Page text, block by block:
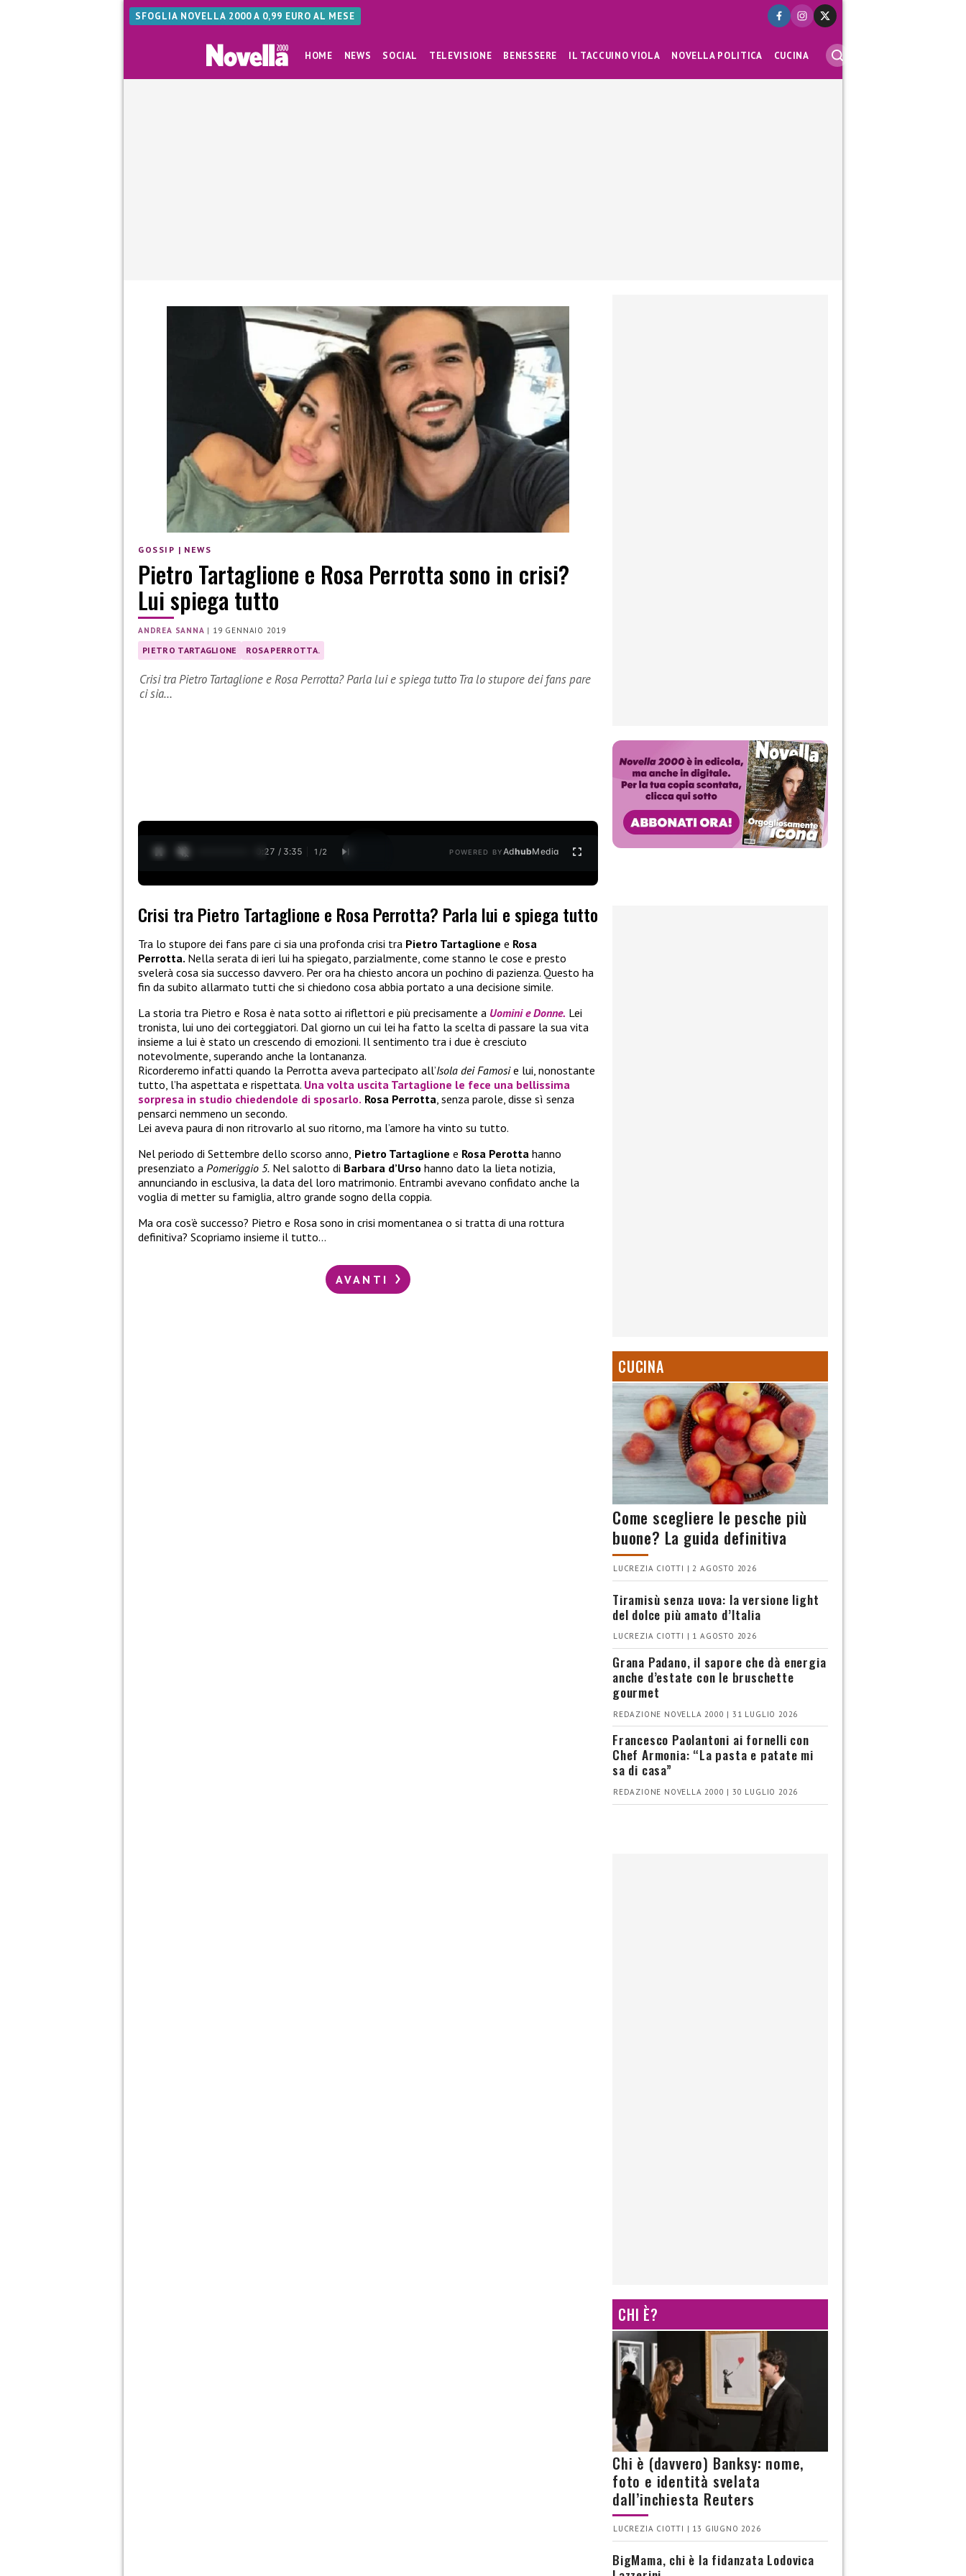
SFOGLIA NOVELLA 2000 A 0,99 EURO AL MESE
HOME NEWS SOCIAL TELEVISIONE BENESSERE IL TACCUINO VIOLA NOVELLA POLITICA CUCINA
GOSSIP | NEWS
Pietro Tartaglione e Rosa Perrotta sono in crisi?
Lui spiega tutto
ANDREA SANNA | 19 GENNAIO 2019
PIETRO TARTAGLIONE ROSA PERROTTA.
Crisi tra Pietro Tartaglione e Rosa Perrotta? Parla lui e spiega tutto Tra lo stupore dei fans pare
ci sia…
0:27 / 3:35 1 /2 POWERED BYAdhubMedia
Crisi tra Pietro Tartaglione e Rosa Perrotta? Parla lui e spiega tutto
Tra lo stupore dei fans pare ci sia una profonda crisi tra Pietro Tartaglione e Rosa
Perrotta. Nella serata di ieri lui ha spiegato, parzialmente, come stanno le cose e presto
svelerà cosa sia successo davvero. Per ora ha chiesto ancora un pochino di pazienza. Questo ha
fin da subito allarmato tutti che si chiedono cosa abbia portato a una decisione simile.
La storia tra Pietro e Rosa è nata sotto ai riflettori e più precisamente a Uomini e Donne. Lei
tronista, lui uno dei corteggiatori. Dal giorno un cui lei ha fatto la scelta di passare la sua vita
insieme a lui è stato un crescendo di emozioni. Il sentimento tra i due è cresciuto
notevolmente, superando anche la lontananza.
Ricorderemo infatti quando la Perrotta aveva partecipato all’Isola dei Famosie lui, nonostante
tutto, l’ha aspettata e rispettata. Una volta uscita Tartaglione le fece una bellissima
sorpresa in studio chiedendole di sposarlo. Rosa Perrotta, senza parole, disse sì senza
pensarci nemmeno un secondo.
Lei aveva paura di non ritrovarlo al suo ritorno, ma l’amore ha vinto su tutto.
Nel periodo di Settembre dello scorso anno, Pietro Tartaglione e Rosa Perotta hanno
presenziato a Pomeriggio 5. Nel salotto di Barbara d’Urso hanno dato la lieta notizia,
annunciando in esclusiva, la data del loro matrimonio. Entrambi avevano confidato anche la
voglia di metter su famiglia, altro grande sogno della coppia.
Ma ora cos’è successo? Pietro e Rosa sono in crisi momentanea o si tratta di una rottura
definitiva? Scopriamo insieme il tutto…
AVANTI
CUCINA
Come scegliere le pesche più
buone? La guida definitiva
LUCREZIA CIOTTI | 2 AGOSTO 2026
Tiramisù senza uova: la versione light
del dolce più amato d’Italia
LUCREZIA CIOTTI | 1 AGOSTO 2026
Grana Padano, il sapore che dà energia
anche d’estate con le bruschette
gourmet
REDAZIONE NOVELLA 2000 | 31 LUGLIO 2026
Francesco Paolantoni ai fornelli con
Chef Armonia: “La pasta e patate mi
sa di casa”
REDAZIONE NOVELLA 2000 | 30 LUGLIO 2026
CHI È?
Chi è (davvero) Banksy: nome,
foto e identità svelata
dall’inchiesta Reuters
LUCREZIA CIOTTI | 13 GIUGNO 2026
BigMama, chi è la fidanzata Lodovica